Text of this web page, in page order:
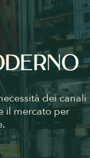
dei canali
il mercato per